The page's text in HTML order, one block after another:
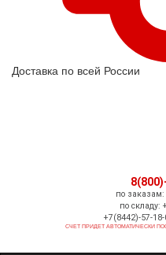
Доставка по всей России
по заказам:
по складу:
+7(8442)-57-
СЧЕТ ПРИДЕТ АВТОМАТИЧЕСКИ